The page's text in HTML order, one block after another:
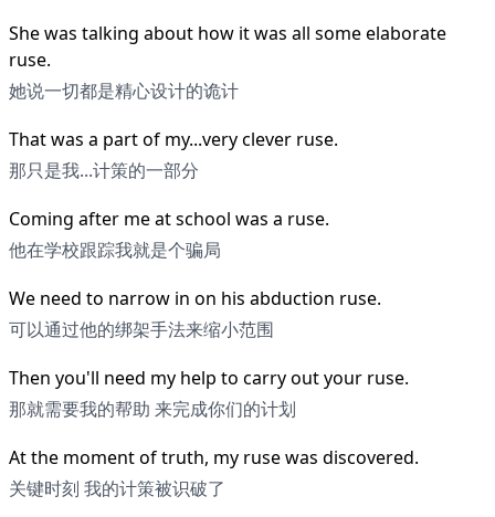
She was talking about how it was all some elaborate
ruse.
她说一切都是精心设计的诡计
That was a part of my...very clever ruse.
那只是我...计策的一部分
Coming after me at school was a ruse.
他在学校跟踪我就是个骗局
We need to narrow in on his abduction ruse.
可以通过他的绑架手法来缩小范围
Then you'll need my help to carry out your ruse.
那就需要我的帮助 来完成你们的计划
At the moment of truth, my ruse was discovered.
关键时刻 我的计策被识破了